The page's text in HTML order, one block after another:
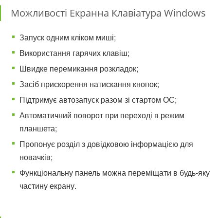
Можливості Екранна Клавіатура Windows
Запуск одним кліком миші;
Використання гарячих клавіш;
Швидке перемикання розкладок;
Засіб прискорення натискання кнопок;
Підтримує автозапуск разом зі стартом ОС;
Автоматичний поворот при переході в режим
планшета;
Пропонує розділ з довідковою інформацією для
новачків;
Функціональну панель можна переміщати в будь-яку
частину екрану.